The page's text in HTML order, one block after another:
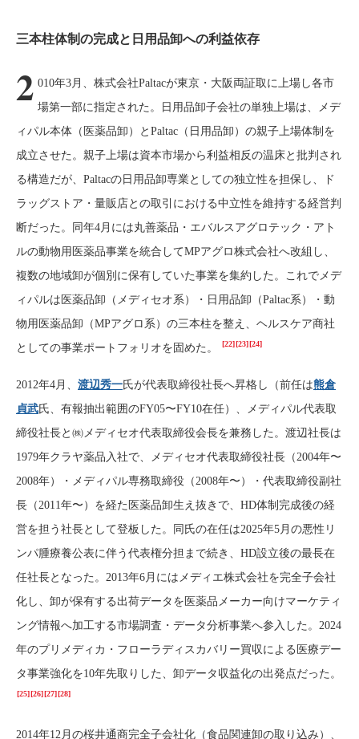
三本柱体制の完成と日用品卸への利益依存
2 010年3月、株式会社Paltacが東京・大阪両証取に上場し各市
場第一部に指定された。日用品卸子会社の単独上場は、メデ
ィパル本体（医薬品卸）とPaltac（日用品卸）の親子上場体制を
成立させた。親子上場は資本市場から利益相反の温床と批判され
る構造だが、Paltacの日用品卸専業としての独立性を担保し、ド
ラッグストア・量販店との取引における中立性を維持する経営判
断だった。同年4月には丸善薬品・エバルスアグロテック・アト
ルの動物用医薬品事業を統合してMPアグロ株式会社へ改組し、
複数の地域卸が個別に保有していた事業を集約した。これでメデ
ィパルは医薬品卸（メディセオ系）・日用品卸（Paltac系）・動
物用医薬品卸（MPアグロ系）の三本柱を整え、ヘルスケア商社
としての事業ポートフォリオを固めた。
[22][23][24]
2012年4月、 渡辺秀一氏が代表取締役社長へ昇格し（前任は熊倉
貞武氏、有報抽出範囲のFY05〜FY10在任）、メディパル代表取
締役社長と㈱メディセオ代表取締役会長を兼務した。渡辺社長は
1979年クラヤ薬品入社で、メディセオ代表取締役社長（2004年〜
2008年）・メディパル専務取締役（2008年〜）・代表取締役副社
長（2011年〜）を経た医薬品卸生え抜きで、HD体制完成後の経
営を担う社長として登板した。同氏の在任は2025年5月の悪性リ
ンパ腫療養公表に伴う代表権分担まで続き、HD設立後の最長在
任社長となった。2013年6月にはメディエ株式会社を完全子会社
化し、卸が保有する出荷データを医薬品メーカー向けマーケティ
ング情報へ加工する市場調査・データ分析事業へ参入した。2024
年のプリメディカ・フローラディスカバリー買収による医療デー
タ事業強化を10年先取りした、卸データ収益化の出発点だった。
[25][26][27][28]
2014年12月の桜井通商完全子会社化（食品関連卸の取り込み）、